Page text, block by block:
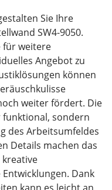
Sie Ihre
SW4-9050.
für weitere
Angebot zu
können
weiter fördert. Die
funktional, sondern
des Arbeitsumfeldes
Details machen das
Dank